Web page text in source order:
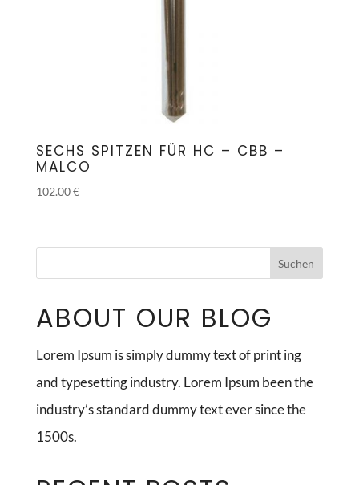
SECHS SPITZEN FÜR HC – CBB –
MALCO
102.00€
ABOUT OUR BLOG
Lorem Ipsum is simply dummy text of print ing
and typesetting industry. Lorem Ipsum been the
industry’s standard dummy text ever since the
1500s.